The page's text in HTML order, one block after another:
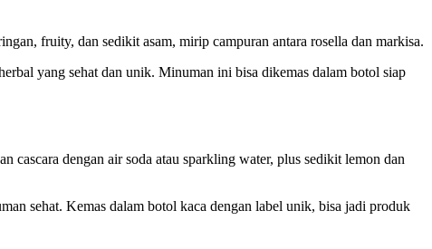
fruity, dan sedikit asam, mirip campuran antara rosella dan markisa.
yang sehat dan unik. Minuman ini bisa dikemas dalam botol siap
cascara dengan air soda atau sparkling water, plus sedikit lemon dan
sehat. Kemas dalam botol kaca dengan label unik, bisa jadi produk